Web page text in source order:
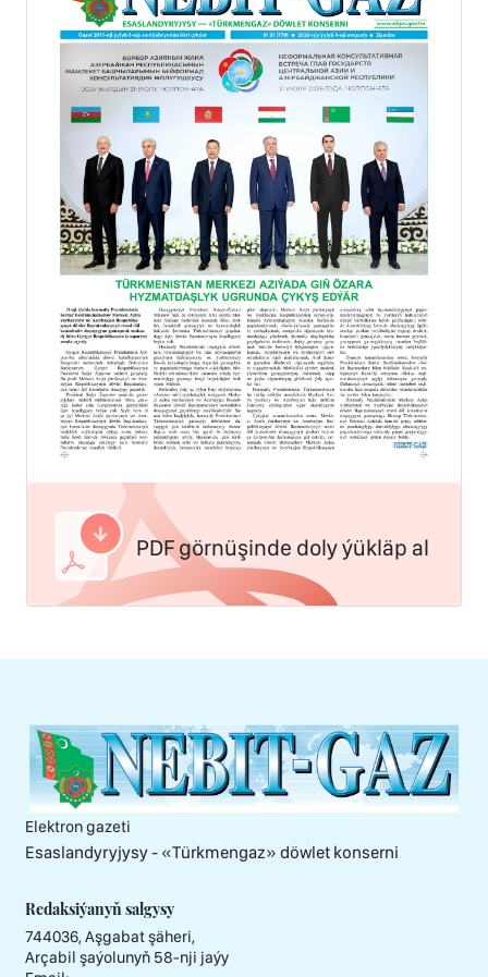
PDF görnüşinde doly ýükläp al
Elektron gazeti
Esaslandyryjysy - «Тürkmengaz» döwlet konserni
Redaksiýanyň salgysy
744036, Aşgabat şäheri,
Arçabil şaýolunyň 58-nji jaýy